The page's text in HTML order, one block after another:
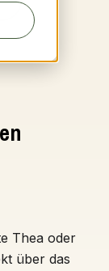
Thea oder
über das